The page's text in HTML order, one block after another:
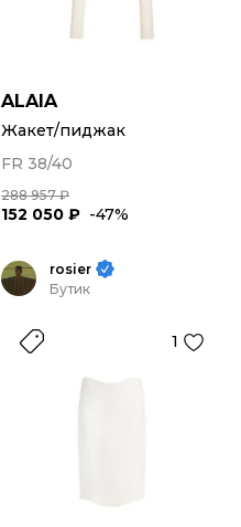
ALAIA
Жакет/пиджак
FR 38/40
288 957 ₽
152 050 ₽ -47%
rosier
Бутик
1